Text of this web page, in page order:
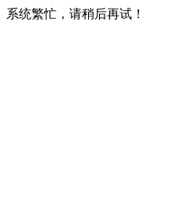
系统繁忙，请稍后再试！